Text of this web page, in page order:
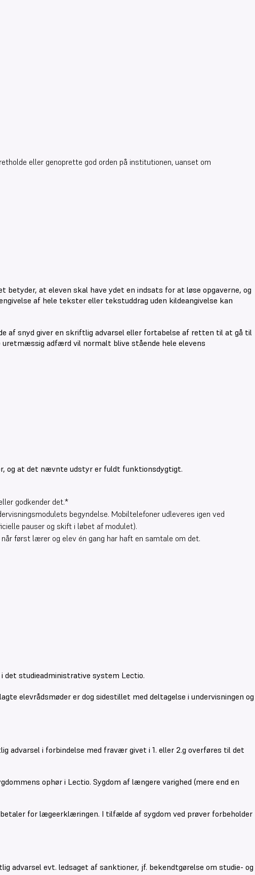
eller genoprette god orden på institutionen, uanset om
betyder, at eleven skal have ydet en indsats for at løse opgaverne, og
af hele tekster eller tekstuddrag uden kildeangivelse kan
af snyd giver en skriftlig advarsel eller fortabelse af retten til at gå til
uretmæssig adfærd vil normalt blive stående hele elevens
og at det nævnte udstyr er fuldt funktionsdygtigt.
godkender det.*
begyndelse. Mobiltelefoner udleveres igen ved
pauser og skift i løbet af modulet).
først lærer og elev én gang har haft en samtale om det.
det studieadministrative system Lectio.
elevrådsmøder er dog sidestillet med deltagelse i undervisningen og
advarsel i forbindelse med fravær givet i 1. eller 2.g overføres til det
ophør i Lectio. Sygdom af længere varighed (mere end en
for lægeerklæringen. I tilfælde af sygdom ved prøver forbeholder
advarsel evt. ledsaget af sanktioner, jf. bekendtgørelse om studie- og